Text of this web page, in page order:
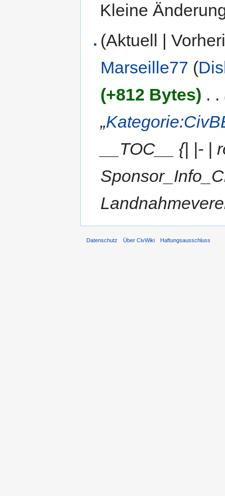
Kleine
(Aktuell |
Marseille77 (
(+812 Bytes) . .
„
__TOC__ {| |-
Datenschutz Über CivWiki Haftungsausschluss